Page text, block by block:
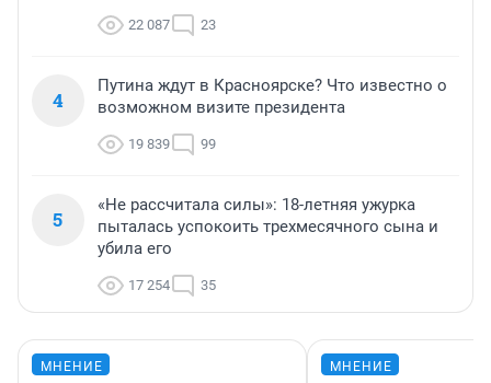
22 087 23
4
Путина ждут в Красноярске? Что известно о
возможном визите президента
19 839 99
5
«Не рассчитала силы»: 18-летняя ужурка
пыталась успокоить трехмесячного сына и
убила его
17 254 35
МНЕНИЕ МНЕНИЕ